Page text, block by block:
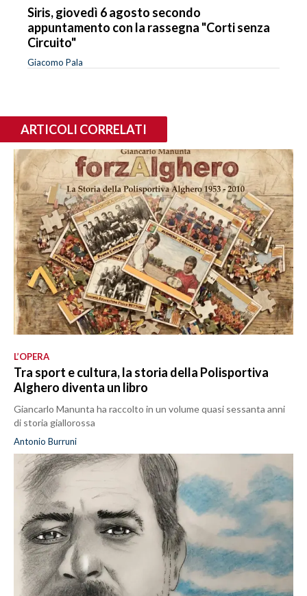
Siris, giovedì 6 agosto secondo
appuntamento con la rassegna "Corti senza
Circuito"
Giacomo Pala
ARTICOLI CORRELATI
L’OPERA
Tra sport e cultura, la storia della Polisportiva
Alghero diventa un libro
Giancarlo Manunta ha raccolto in un volume quasi sessanta anni
di storia giallorossa
Antonio Burruni